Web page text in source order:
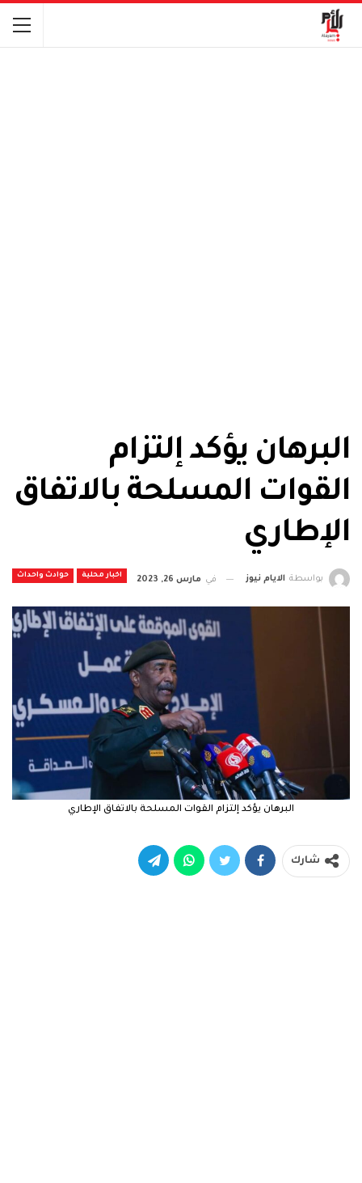
البرهان يؤكد إلتزام
القوات المسلحة بالاتفاق
الإطاري
اخبار محلية حوادث واحداث بواسطة الايام نيوز في مارس 26, 2023
البرهان يؤكد إلتزام القوات المسلحة بالاتفاق الإطاري
شارك